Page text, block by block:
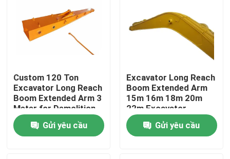
Custom 120 Ton
Excavator Long Reach
Boom Extended Arm 3
Meter for Demolition
Dredging Projects
Gửi yêu cầu
Excavator Long Reach
Boom Extended Arm
15m 16m 18m 20m
22m Excavator
Attachment
Gửi yêu cầu